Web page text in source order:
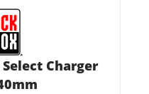
Select Charger